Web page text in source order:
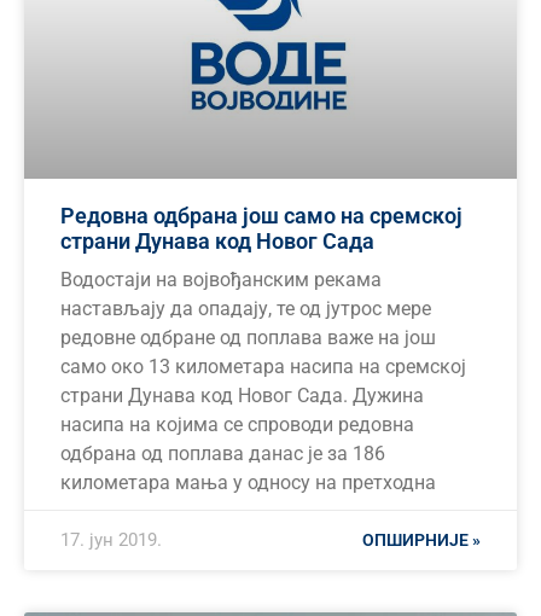
Редовна одбрана још само на сремској
страни Дунава код Новог Сада
Водостаји на војвођанским рекама
настављају да опадају, те од јутрос мере
редовне одбране од поплава важе на још
само око 13 километара насипа на сремској
страни Дунава код Новог Сада. Дужина
насипа на којима се спроводи редовна
одбрана од поплава данас је за 186
километара мања у односу на претходна
ОПШИРНИЈЕ »
17. јун 2019.